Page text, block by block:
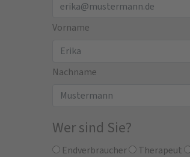
Vorname
Nachname
Wer sind Sie?
Endverbraucher Therapeut